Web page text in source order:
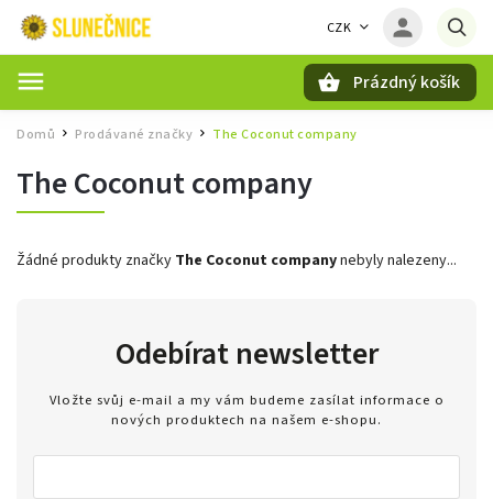
CZK
Prázdný košík
Domů / Prodávané značky / The Coconut company
The Coconut company
Žádné produkty značky The Coconut companynebyly nalezeny...
Odebírat newsletter
Vložte svůj e-mail a my vám budeme zasílat informace o
nových produktech na našem e-shopu.